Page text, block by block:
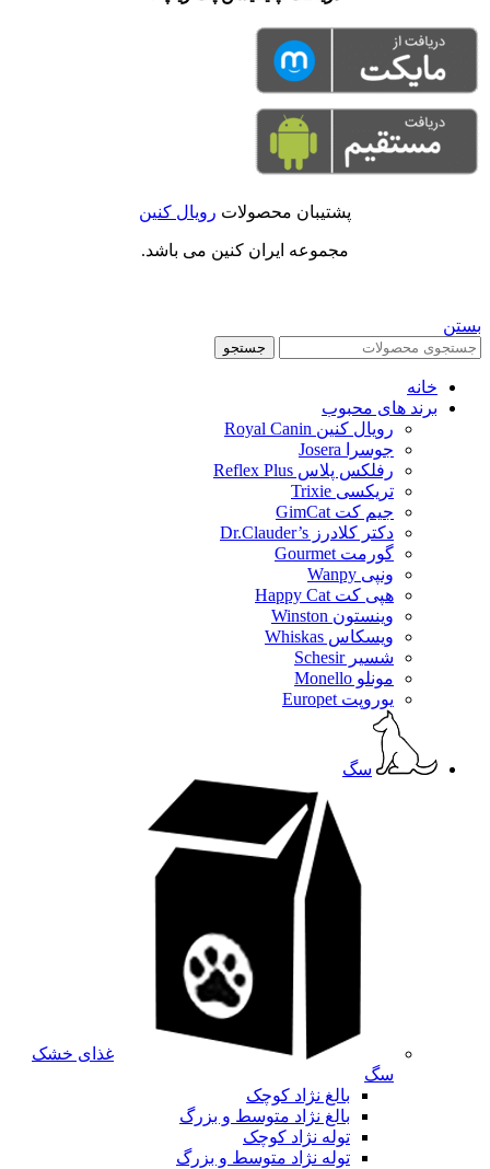
پشتیبان محصولات رویال کنین
مجموعه ایران کنین می باشد.
بستن
جستجو
خانه
برند های محبوب
رویال کنین Royal Canin
جوسرا Josera
رفلکس پلاس Reflex Plus
تریکسی Trixie
جیم کت GimCat
دکتر کلادرز Dr.Clauder’s
گورمت Gourmet
ونپی Wanpy
هپی کت Happy Cat
وینستون Winston
ویسکاس Whiskas
شسیر Schesir
مونلو Monello
یوروپت Europet
سگ
غذای خشک
سگ
بالغ نژاد کوچک
بالغ نژاد متوسط و بزرگ
توله نژاد کوچک
توله نژاد متوسط و بزرگ